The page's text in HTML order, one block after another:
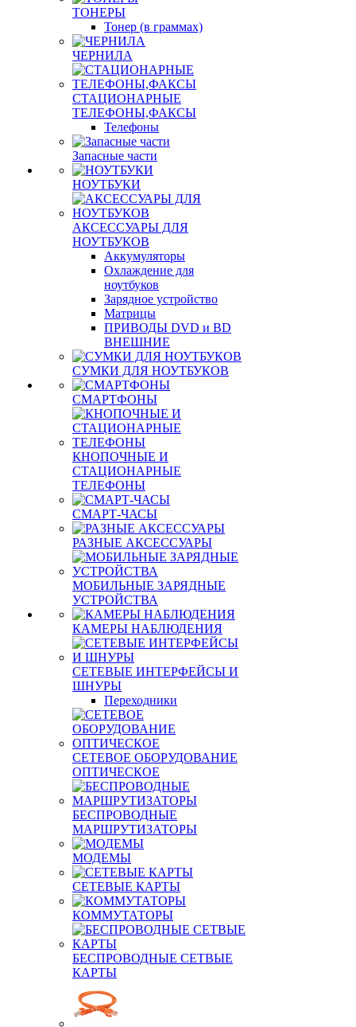
Офисная бумага
Бумага для фотопечати
ЛАМИНАТОРЫ
ТОНЕРЫ
Тонер (в граммах)
ЧЕРНИЛА
СТАЦИОНАРНЫЕ
ТЕЛЕФОНЫ,ФАКСЫ
Телефоны
Запасные части
НОУТБУКИ
АКСЕССУАРЫ ДЛЯ
НОУТБУКОВ
Аккумуляторы
Охлаждение для
ноутбуков
Зарядное устройство
Матрицы
ПРИВОДЫ DVD и BD
ВНЕШНИЕ
СУМКИ ДЛЯ НОУТБУКОВ
СМАРТФОНЫ
КНОПОЧНЫЕ И
СТАЦИОНАРНЫЕ
ТЕЛЕФОНЫ
СМАРТ-ЧАСЫ
РАЗНЫЕ АКСЕССУАРЫ
МОБИЛЬНЫЕ ЗАРЯДНЫЕ
УСТРОЙСТВА
КАМЕРЫ НАБЛЮДЕНИЯ
СЕТЕВЫЕ ИНТЕРФЕЙСЫ И
ШНУРЫ
Переходники
СЕТЕВОЕ ОБОРУДОВАНИЕ
ОПТИЧЕСКОЕ
БЕСПРОВОДНЫЕ
МАРШРУТИЗАТОРЫ
МОДЕМЫ
СЕТЕВЫЕ КАРТЫ
КОММУТАТОРЫ
БЕСПРОВОДНЫЕ СЕТВЫЕ
КАРТЫ